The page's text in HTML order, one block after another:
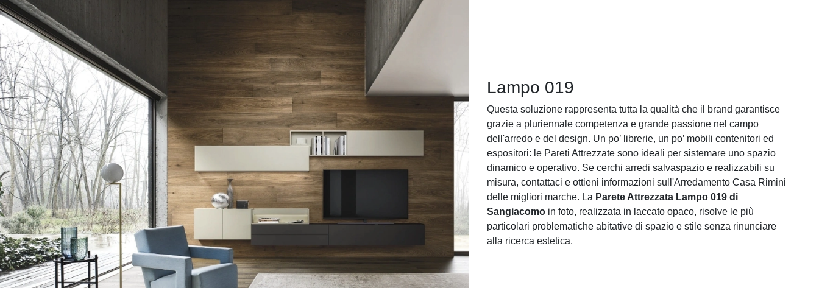
Lampo 019
Questa soluzione rappresenta tutta la qualità che il brand garantisce
grazie a pluriennale competenza e grande passione nel campo
dell'arredo e del design. Un po’ librerie, un po’ mobili contenitori ed
espositori: le Pareti Attrezzate sono ideali per sistemare uno spazio
dinamico e operativo. Se cerchi arredi salvaspazio e realizzabili su
misura, contattaci e ottieni informazioni sull'Arredamento Casa Rimini
delle migliori marche. La Parete Attrezzata Lampo 019 di
Sangiacomo in foto, realizzata in laccato opaco, risolve le più
particolari problematiche abitative di spazio e stile senza rinunciare
alla ricerca estetica.